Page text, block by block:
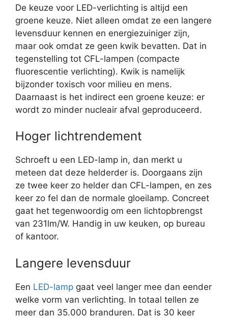
De keuze voor LED-verlichting is altijd een
groene keuze. Niet alleen omdat ze een langere
levensduur kennen en energiezuiniger zijn,
maar ook omdat ze geen kwik bevatten. Dat in
tegenstelling tot CFL-lampen (compacte
fluorescentie verlichting). Kwik is namelijk
bijzonder toxisch voor milieu en mens.
Daarnaast is het indirect een groene keuze: er
wordt zo minder nucleair afval geproduceerd.
Hoger lichtrendement
Schroeft u een LED-lamp in, dan merkt u
meteen dat deze helderder is. Doorgaans zijn
ze twee keer zo helder dan CFL-lampen, en zes
keer zo fel dan de normale gloeilamp. Concreet
gaat het tegenwoordig om een lichtopbrengst
van 231lm/W. Handig in uw keuken, op bureau
of kantoor.
Langere levensduur
Een LED-lamp gaat veel langer mee dan eender
welke vorm van verlichting. In totaal tellen ze
meer dan 35.000 branduren. Dat is 30 keer